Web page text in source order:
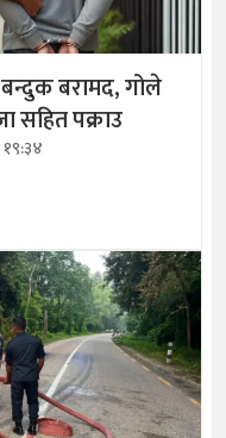
बरामद, गोले
सहित पक्राउ